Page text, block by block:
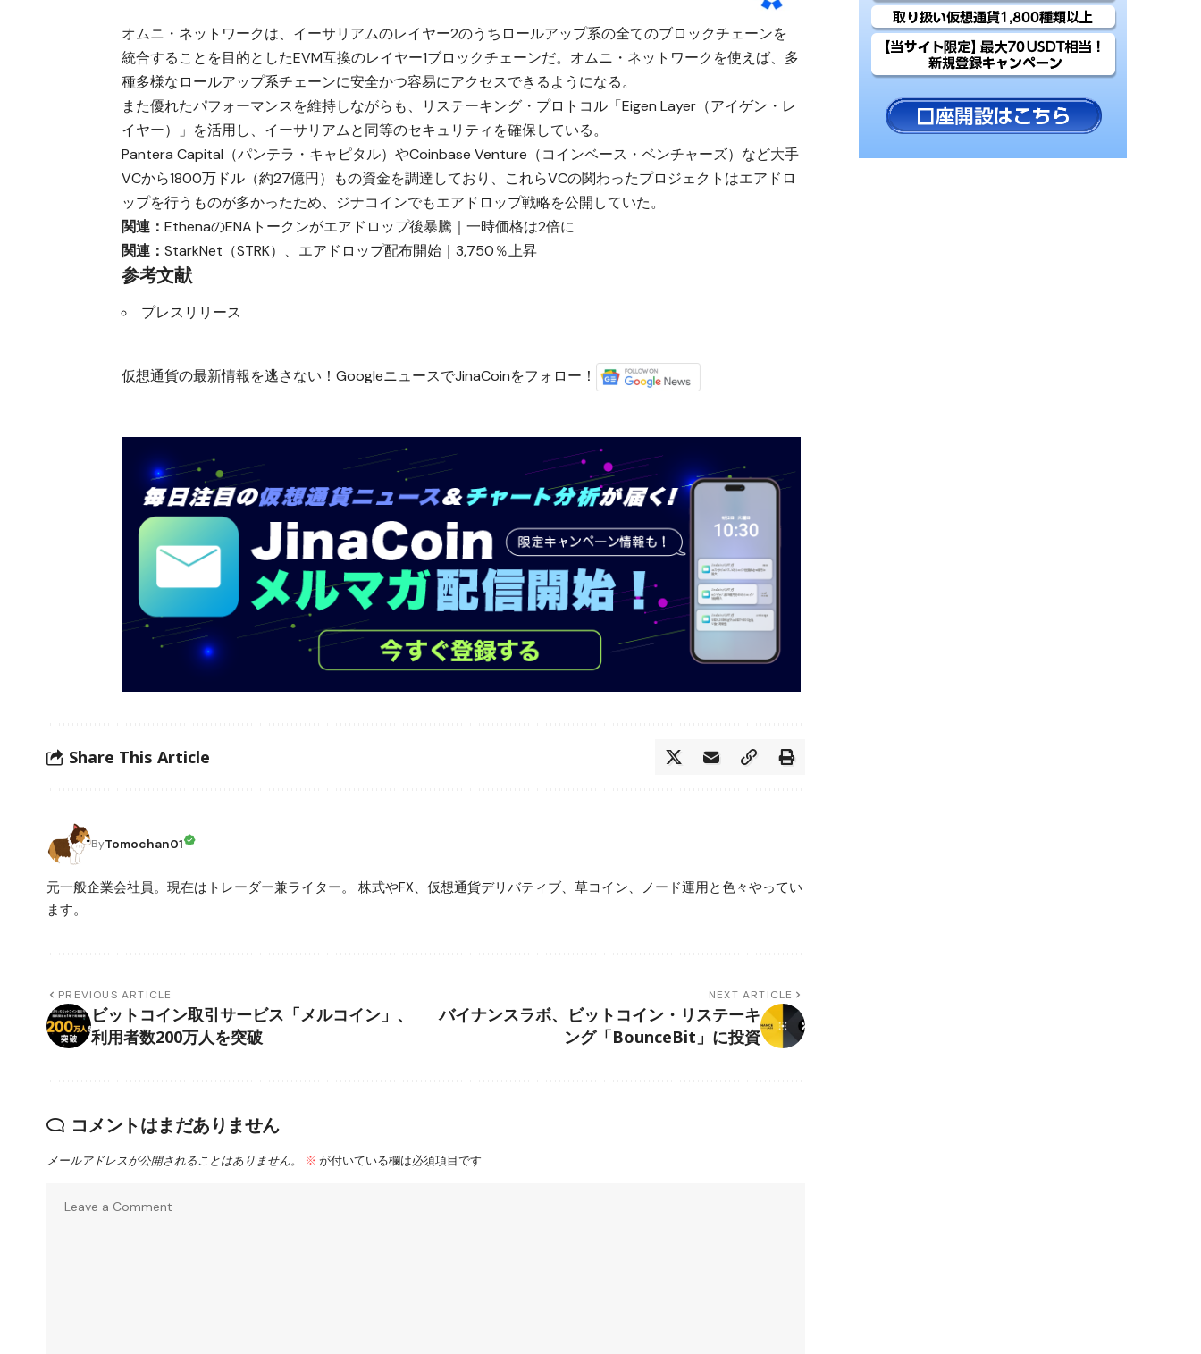
オムニ・ネットワークは、イーサリアムのレイヤー2のうちロールアップ系の全てのブロックチェーンを
統合することを目的としたEVM互換のレイヤー1ブロックチェーンだ。オムニ・ネットワークを使えば、多
種多様なロールアップ系チェーンに安全かつ容易にアクセスできるようになる。
また優れたパフォーマンスを維持しながらも、リステーキング・プロトコル「Eigen Layer（アイゲン・レ
イヤー）」を活用し、イーサリアムと同等のセキュリティを確保している。
Pantera Capital（パンテラ・キャピタル）やCoinbase Venture（コインベース・ベンチャーズ）など大手
VCから1800万ドル（約27億円）もの資金を調達しており、これらVCの関わったプロジェクトはエアドロ
ップを行うものが多かったため、ジナコインでもエアドロップ戦略を公開していた。
関連：EthenaのENAトークンがエアドロップ後暴騰｜一時価格は2倍に
関連：StarkNet（STRK）、エアドロップ配布開始｜3,750％上昇
参考文献
プレスリリース
仮想通貨の最新情報を逃さない！GoogleニュースでJinaCoinをフォロー！
Share This Article
ByTomochan01
元一般企業会社員。現在はトレーダー兼ライター。 株式やFX、仮想通貨デリバティブ、草コイン、ノード運用と色々やってい
ます。
PREVIOUS ARTICLE
ビットコイン取引サービス「メルコイン」、
利用者数200万人を突破
NEXT ARTICLE
バイナンスラボ、ビットコイン・リステーキ
ング「BounceBit」に投資
コメントはまだありません
メールアドレスが公開されることはありません。 ※ が付いている欄は必須項目です